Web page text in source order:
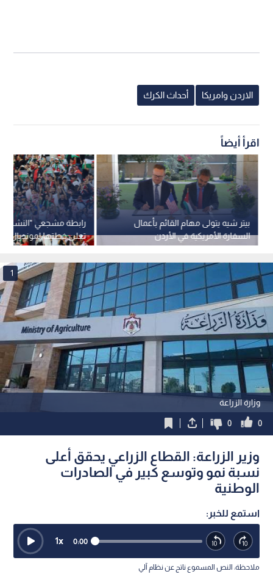
الاردن وامريكا أحداث الكرك
اقرأ أيضاً
رابطة مشجعي
تعلن خطتها لمونديال 2026
بيتر شيه يتولى مهام القائم بأعمال
السفارة الأمريكية في الأردن
وزارة الزراعة
1
0
0
وزير الزراعة: القطاع الزراعي يحقق أعلى
نسبة نمو وتوسع كبير في الصادرات
الوطنية
استمع للخبر:
0:00
1x
ملاحظة: النص المسموع ناتج عن نظام آلي